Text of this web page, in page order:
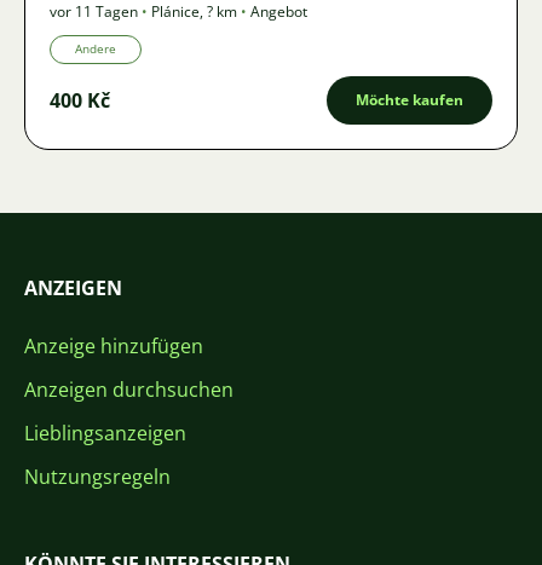
vor 11 Tagen • Plánice,? km • Angebot
Andere
400 Kč Möchte kaufen
ANZEIGEN
Anzeige hinzufügen
Anzeigen durchsuchen
Lieblingsanzeigen
Nutzungsregeln